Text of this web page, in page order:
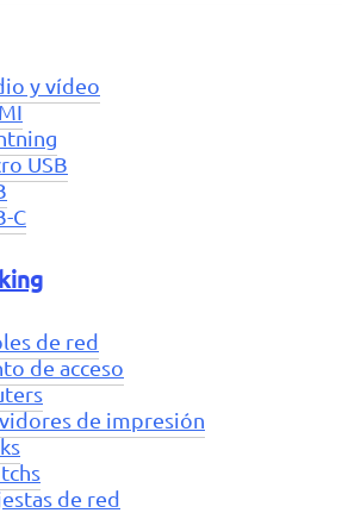
y vídeo
USB
C
de red
de acceso
de impresión
de red